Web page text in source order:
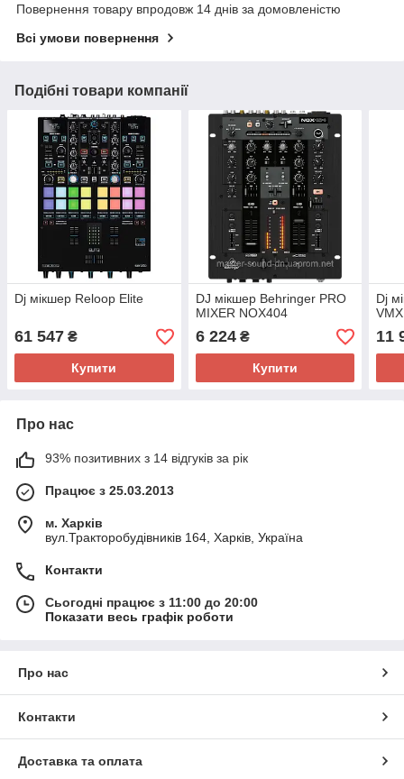
Повернення товару впродовж 14 днів за домовленістю
Всі умови повернення
Подібні товари компанії
Dj мікшер Reloop Elite
61 547 ₴
Купити
DJ мікшер Behringer PRO
MIXER NOX404
6 224₴
Купити
Dj
11
Про нас
93% позитивних з 14 відгуків за рік
Працює з 25.03.2013
м. Харків
вул.Тракторобудівників 164, Харків, Україна
Контакти
Сьогодні працює з 11:00 до 20:00
Показати весь графік роботи
Про нас
Контакти
Доставка та оплата